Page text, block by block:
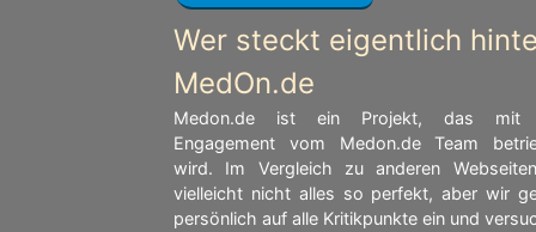
Wer steckt eigentlich
MedOn.de
Medon.de ist ein Projekt, das mit
Engagement vom Medon.de Team
wird. Im Vergleich zu anderen
vielleicht nicht alles so perfekt, aber wir
persönlich auf alle Kritikpunkte ein und